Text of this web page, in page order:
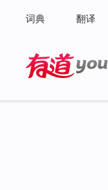
词典 翻译